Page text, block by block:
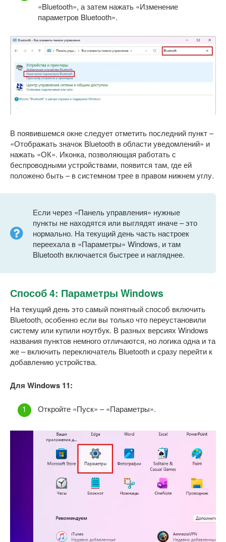
«Bluetooth», а затем нажать «Изменение
параметров Bluetooth».
В появившемся окне следует отметить последний пункт –
«Отображать значок Bluetooth в области уведомлений» и
нажать «ОК». Иконка, позволяющая работать с
беспроводными устройствами, появится там, где ей
положено быть – в системном трее в правом нижнем углу.
Если через «Панель управления» нужные
пункты не находятся или выглядят иначе – это
нормально. На текущий день часть настроек
переехала в «Параметры» Windows, и там
Bluetooth включается быстрее и нагляднее.
Способ 4: Параметры Windows
На текущий день это самый понятный способ включить
Bluetooth, особенно если вы только что переустановили
систему или купили ноутбук. В разных версиях Windows
названия пунктов немного отличаются, но логика одна и та
же – включить переключатель Bluetooth и сразу перейти к
добавлению устройства.
Для Windows 11:
Откройте «Пуск» – «Параметры».